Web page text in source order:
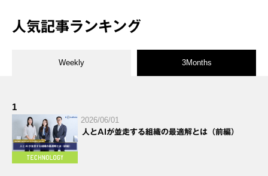
人気記事ランキング
Weekly 3Months
1
2026/06/01
人とAIが並走する組織の最適解とは（前編）